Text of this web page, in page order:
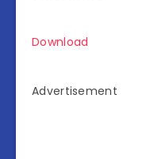
Download
Advertisement